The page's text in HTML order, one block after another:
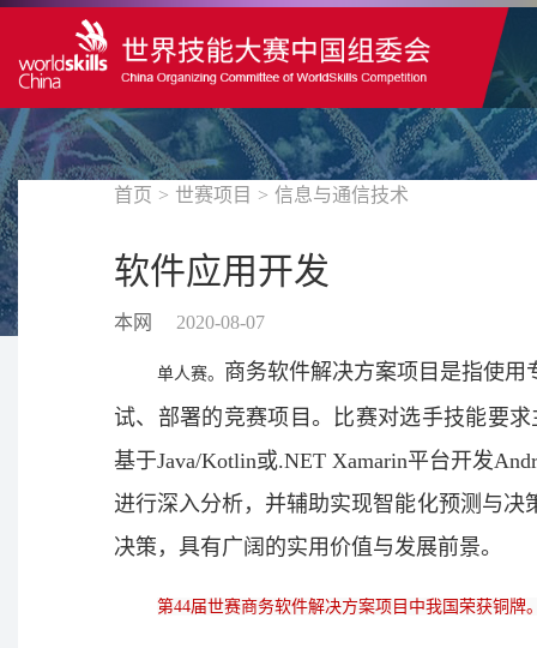
首页 > 世赛项目 > 信息与通信技术
软件应用开发
本网 2020-08-07
单人赛。 商务软件解决方案项目是指使
试、部署的竞赛项目。比赛对选手技能要
基于Java/Kotlin或.NET Xamarin平台开发
进行深入分析，并辅助实现智能化预测与
决策，具有广阔的实用价值与发展前景。
第44届世赛商务软件解决方案项目中我国荣获铜牌